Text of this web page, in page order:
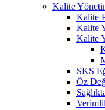
Kalite
Kalite
Kalite
Kalite
SKS
Öz